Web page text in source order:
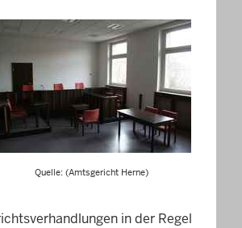
Quelle: (Amtsgericht Herne)
in der Regel